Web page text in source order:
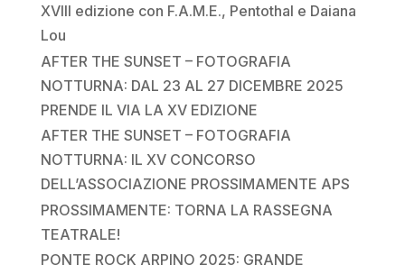
XVIII edizione con F.A.M.E., Pentothal e Daiana
Lou
AFTER THE SUNSET – FOTOGRAFIA
NOTTURNA: DAL 23 AL 27 DICEMBRE 2025
PRENDE IL VIA LA XV EDIZIONE
AFTER THE SUNSET – FOTOGRAFIA
NOTTURNA: IL XV CONCORSO
DELL’ASSOCIAZIONE PROSSIMAMENTE APS
PROSSIMAMENTE: TORNA LA RASSEGNA
TEATRALE!
PONTE ROCK ARPINO 2025: GRANDE